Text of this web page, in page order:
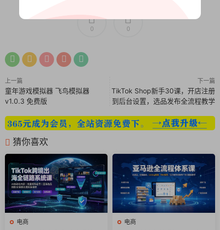
0 0
上一篇
童年游戏模拟器 飞鸟模拟器
v1.0.3 免费版
下一篇
TikTok Shop新手30课，开店注册
到后台设置，选品发布全流程教学
猜你喜欢
电商 电商